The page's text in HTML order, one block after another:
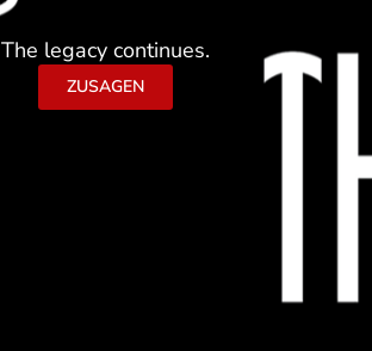
The legacy continues.
ZUSAGEN